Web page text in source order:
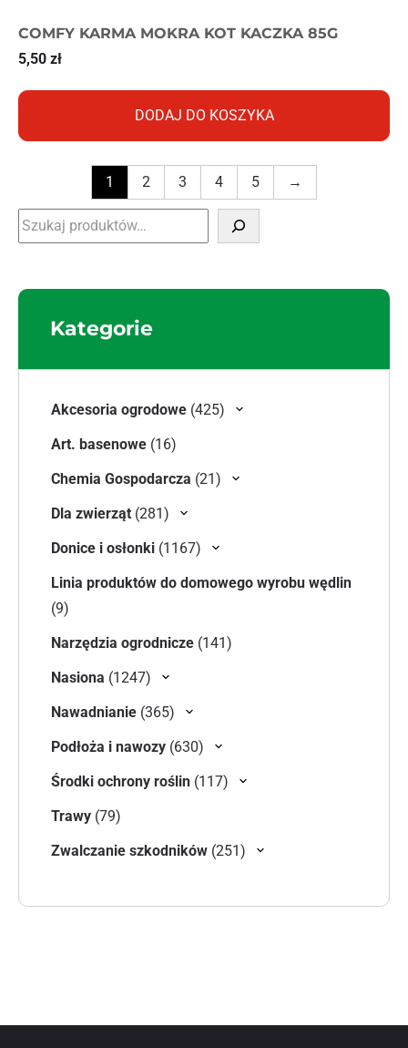
Szukaj
Kategorie
Akcesoria ogrodowe 425425 produktów
Art. basenowe 1616 produktów
Chemia Gospodarcza 2121 produktów
Dla zwierząt 281281 produktów
Donice i osłonki 11671167 produktów
Linia produktów do domowego wyrobu wędlin
99 produktów
Narzędzia ogrodnicze 141141 produktów
Nasiona 12471247 produktów
Nawadnianie 365365 produktów
Podłoża i nawozy 630630 produktów
Środki ochrony roślin 117117 produktów
Trawy 7979 produktów
Zwalczanie szkodników 251251 produktów
COMFY KARMA MOKRA KOT KACZKA 85G
5,50 zł
DODAJ DO KOSZYKA
1 2 3 4 5 →